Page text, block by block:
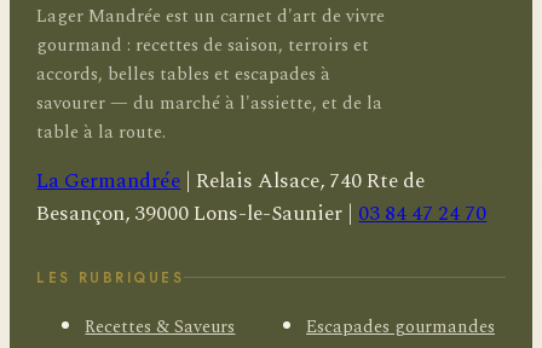
Lager Mandrée est un carnet d'art de vivre
gourmand : recettes de saison, terroirs et
accords, belles tables et escapades à
savourer — du marché à l'assiette, et de la
table à la route.
La Germandrée| Relais Alsace, 740 Rte de
Besançon, 39000 Lons-le-Saunier |03 84 47 24 70
LES RUBRIQUES
Recettes & Saveurs
Escapades gourmandes